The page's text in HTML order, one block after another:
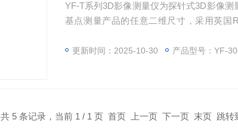
YF-T系列3D影像测量仪为探针式3D影像
基点测量产品的任意二维尺寸，采用英国
更新时间：2025-10-30 产品型号：YF-
共 5 条记录，当前 1 / 1 页 首页 上一页 下一页 末页 跳转